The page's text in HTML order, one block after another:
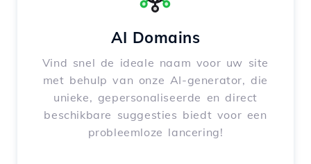
AI Domains
Vind snel de ideale naam voor uw site
met behulp van onze AI-generator, die
unieke, gepersonaliseerde en direct
beschikbare suggesties biedt voor een
probleemloze lancering!